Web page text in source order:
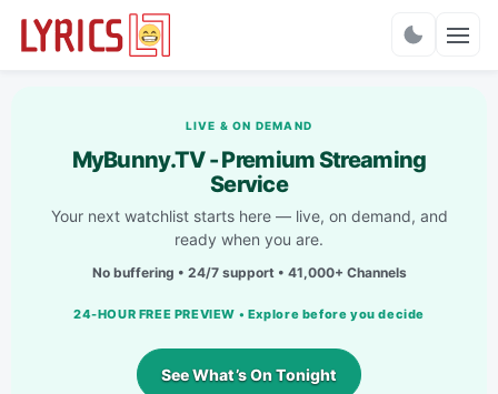
LIVE & ON DEMAND
MyBunny.TV - Premium Streaming
Service
Your next watchlist starts here — live, on demand, and
ready when you are.
No buffering • 24/7 support • 41,000+ Channels
24-HOUR FREE PREVIEW • Explore before you decide
See What’s On Tonight